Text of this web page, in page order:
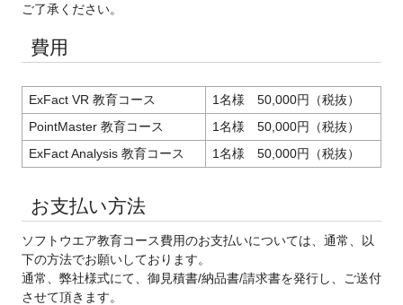
ご了承ください。
費用
ExFact VR 教育コース
1名様 50,000円（税抜）
PointMaster 教育コース
1名様 50,000円（税抜）
ExFact Analysis 教育コース
1名様 50,000円（税抜）
お支払い方法
ソフトウエア教育コース費用のお支払いについては、通常、以
下の方法でお願いしております。
通常、弊社様式にて、御見積書/納品書/請求書を発行し、ご送付
させて頂きます。